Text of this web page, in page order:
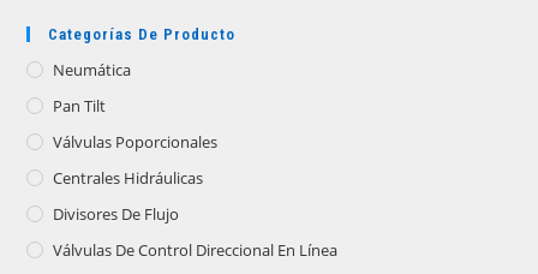
Categorías De Producto
Neumática
Pan Tilt
Válvulas Poporcionales
Centrales Hidráulicas
Divisores De Flujo
Válvulas De Control Direccional En Línea